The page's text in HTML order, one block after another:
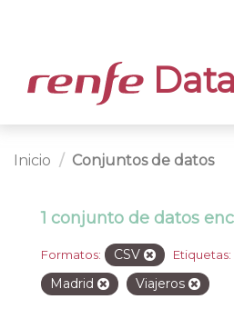
Data
Inicio Conjuntos de datos
1 conjunto de datos
Formatos: CSV Etiquetas:
Madrid
Viajeros